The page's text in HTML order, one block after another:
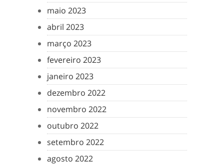
maio 2023
abril 2023
março 2023
fevereiro 2023
janeiro 2023
dezembro 2022
novembro 2022
outubro 2022
setembro 2022
agosto 2022